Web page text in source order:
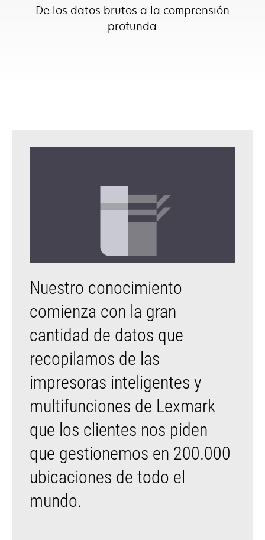
De los datos brutos a la comprensión
profunda
Nuestro conocimiento
comienza con la gran
cantidad de datos que
recopilamos de las
impresoras inteligentes y
multifunciones de Lexmark
que los clientes nos piden
que gestionemos en 200.000
ubicaciones de todo el
mundo.